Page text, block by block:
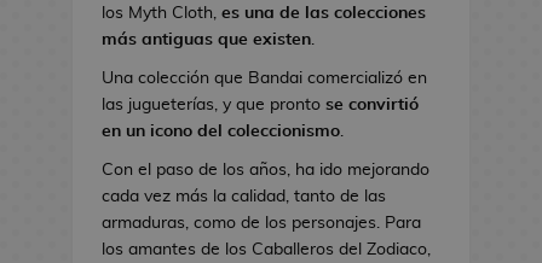
e
V
j
u
e
g
los Myth Cloth, es una de las colecciones
más antiguas que existen.
Una colección que Bandai comercializó en
las jugueterías, y que pronto se convirtió
en un icono del coleccionismo.
Con el paso de los años, ha ido mejorando
cada vez más la calidad, tanto de las
armaduras, como de los personajes. Para
los amantes de los Caballeros del Zodiaco,